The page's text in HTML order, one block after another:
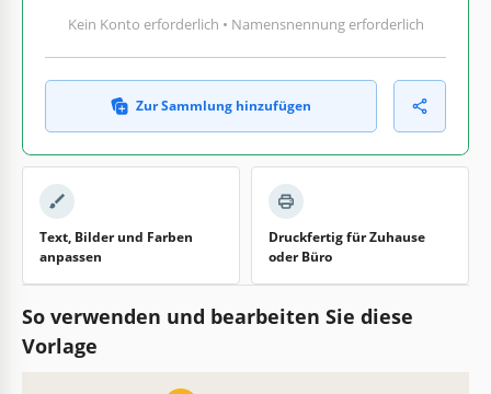
Kein Konto erforderlich • Namensnennung erforderlich
Zur Sammlung hinzufügen
Text, Bilder und Farben
anpassen
Druckfertig für Zuhause
oder Büro
So verwenden und bearbeiten Sie diese
Vorlage